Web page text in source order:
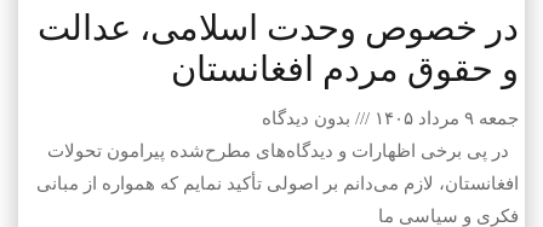
در خصوص وحدت اسلامی، عدالت
و حقوق مردم افغانستان
جمعه ۹ مرداد ۱۴۰۵
بدون دیدگاه
در پی برخی اظهارات و دیدگاه‌های مطرح‌شده پیرامون تحولات
افغانستان، لازم می‌دانم بر اصولی تأکید نمایم که همواره از مبانی
فکری و سیاسی ما